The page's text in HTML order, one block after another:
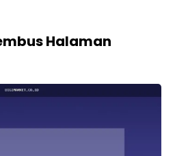
Halaman